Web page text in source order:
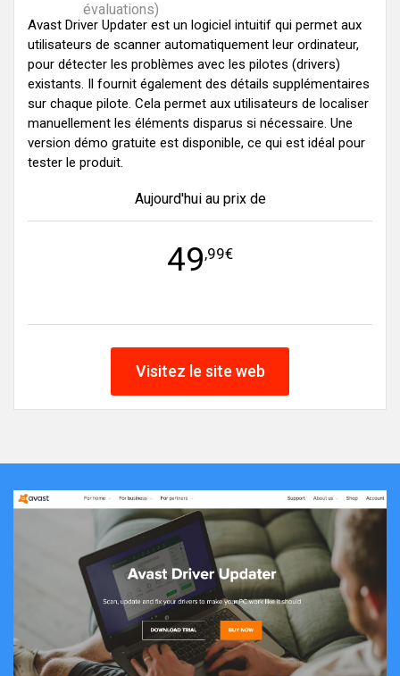
évaluations)
Avast Driver Updater est un logiciel intuitif qui permet aux
utilisateurs de scanner automatiquement leur ordinateur,
pour détecter les problèmes avec les pilotes (drivers)
existants. Il fournit également des détails supplémentaires
sur chaque pilote. Cela permet aux utilisateurs de localiser
manuellement les éléments disparus si nécessaire. Une
version démo gratuite est disponible, ce qui est idéal pour
tester le produit.
Aujourd'hui au prix de
49,99€
Visitez le site web